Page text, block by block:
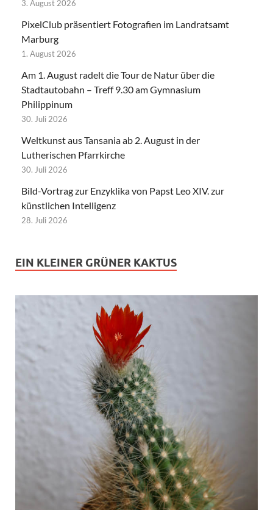
3. August 2026
PixelClub präsentiert Fotografien im Landratsamt
Marburg
1. August 2026
Am 1. August radelt die Tour de Natur über die
Stadtautobahn – Treff 9.30 am Gymnasium
Philippinum
30. Juli 2026
Weltkunst aus Tansania ab 2. August in der
Lutherischen Pfarrkirche
30. Juli 2026
Bild-Vortrag zur Enzyklika von Papst Leo XIV. zur
künstlichen Intelligenz
28. Juli 2026
EIN KLEINER GRÜNER KAKTUS